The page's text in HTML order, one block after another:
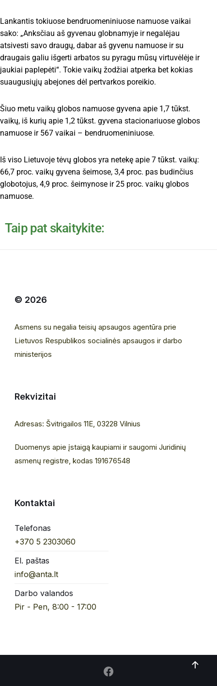
Lankantis tokiuose bendruomeniniuose namuose vaikai
sako: „Anksčiau aš gyvenau globnamyje ir negalėjau
atsivesti savo draugų, dabar aš gyvenu namuose ir su
draugais galiu išgerti arbatos su pyragu mūsų virtuvėlėje ir
jaukiai paplepėti“. Tokie vaikų žodžiai atperka bet kokias
suaugusiųjų abejones dėl pertvarkos poreikio.
Šiuo metu vaikų globos namuose gyvena apie 1,7 tūkst.
vaikų, iš kurių apie 1,2 tūkst. gyvena stacionariuose globos
namuose ir 567 vaikai – bendruomeniniuose.
Iš viso Lietuvoje tėvų globos yra netekę apie 7 tūkst. vaikų:
66,7 proc. vaikų gyvena šeimose, 3,4 proc. pas budinčius
globotojus, 4,9 proc. šeimynose ir 25 proc. vaikų globos
namuose.
Taip pat skaitykite:
© 2026
Asmens su negalia teisių apsaugos agentūra prie
Lietuvos Respublikos socialinės apsaugos ir darbo
ministerijos
Rekvizitai
Adresas: Švitrigailos 11E, 03228 Vilnius
Duomenys apie įstaigą kaupiami ir saugomi Juridinių
asmenų registre, kodas 191676548
Kontaktai
Telefonas
+370 5 2303060
El. paštas
info@anta.lt
Darbo valandos
Pir - Pen, 8:00 - 17:00